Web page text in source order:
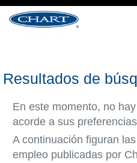
Resultados de
En este momento, no
acorde a sus
A continuación figuran
empleo publicadas por